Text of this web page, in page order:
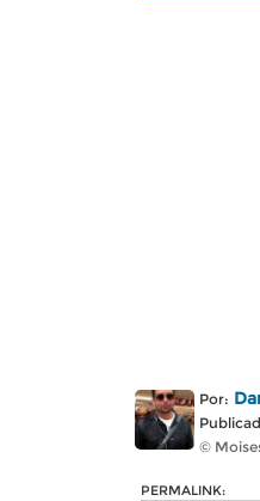
Por:
©
PERMALINK: